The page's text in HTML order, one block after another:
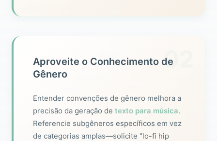
02
Aproveite o Conhecimento de
Gênero
Entender convenções de gênero melhora a
precisão da geração de texto para música.
Referencie subgêneros específicos em vez
de categorias amplas—solicite "lo-fi hip